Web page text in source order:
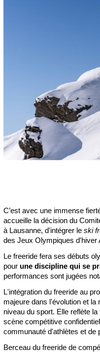
C’est avec une immense
accueille la décision du
à Lausanne, d'intégrer le ski
des Jeux Olympiques d'hiver
Le freeride fera ses débuts
pour une discipline qui se
performances sont jugées
L'intégration du freeride au
majeure dans l'évolution et
niveau du sport. Elle reflète
scène compétitive
communauté d'athlètes et de
Berceau du freeride de